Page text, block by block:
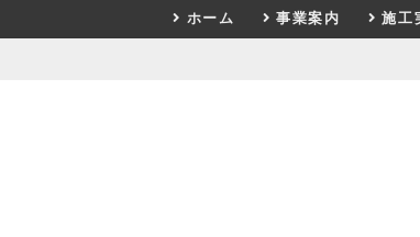
ホーム 事業案内 施工